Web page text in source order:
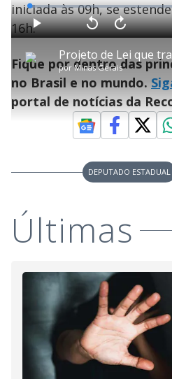
iniciada às 09h, se
16h.
P
l
a
y
V
i
d
e
por Minas Gerais
P V
t
a
r
0
e
g
u
d
o
s
A
a
n
ç
a
1
s
e
g
u
n
d
o
L
o
a
d
e
:
2
.
4
4
%
Fique por dentro das
no Brasil e no mundo.
portal de notícias da
DEPUTADO ESTADUAL
Últimas